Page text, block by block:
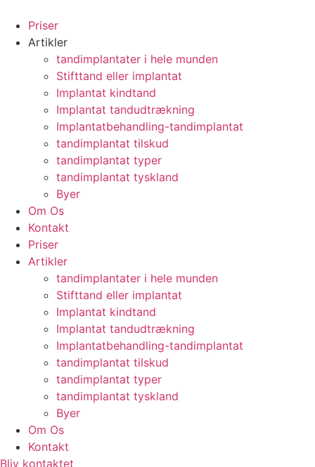
indhold
Priser
Artikler
tandimplantater i hele munden
Stifttand eller implantat
Implantat kindtand
Implantat tandudtrækning
Implantatbehandling-tandimplantat
tandimplantat tilskud
tandimplantat typer
tandimplantat tyskland
Byer
Om Os
Kontakt
Priser
Artikler
tandimplantater i hele munden
Stifttand eller implantat
Implantat kindtand
Implantat tandudtrækning
Implantatbehandling-tandimplantat
tandimplantat tilskud
tandimplantat typer
tandimplantat tyskland
Byer
Om Os
Kontakt
Bliv kontaktet